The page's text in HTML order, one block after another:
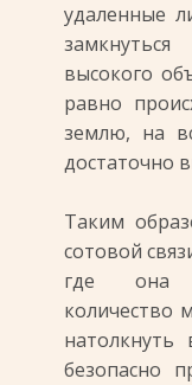
удаленные
высокого
равно
землю, на
достаточно
Таким
сотовой
где она
количество
безопасно